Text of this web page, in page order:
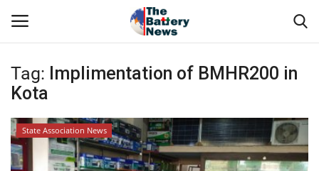
Login Register
About Us
Technical Presentations
Tag: Implimentation of BMHR200 in
Kota
State Association News